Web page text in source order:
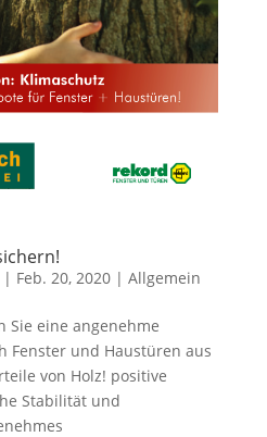
| Feb. 20, 2020| Allgemein
Sie eine angenehme
Fenster und Haustüren aus
von Holz! positive
Stabilität und